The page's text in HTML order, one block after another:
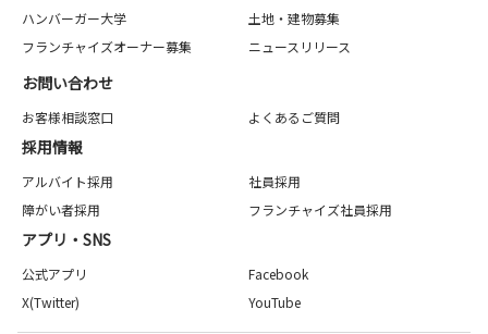
ハンバーガー大学
土地・建物募集
フランチャイズオーナー募集
ニュースリリース
お問い合わせ
お客様相談窓口 よくあるご質問
採用情報
アルバイト採用
社員採用
障がい者採用
フランチャイズ社員採用
アプリ・SNS
公式アプリ
Facebook
X(Twitter)
YouTube